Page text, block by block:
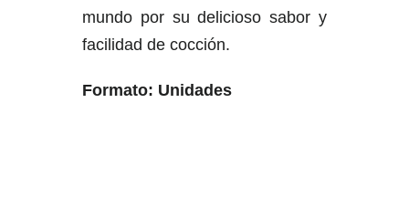
mundo por su delicioso sabor y
facilidad de cocción.
Formato: Unidades